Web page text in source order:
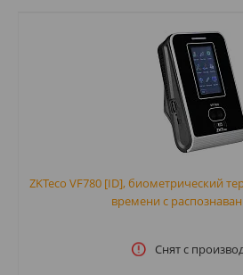
ZKTeco VF780 [ID], биометрический
времени с
Снят с